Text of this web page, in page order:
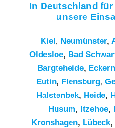
In Deutschland
unsere
Kiel , Neumünster,
Oldesloe, Bad
Bargteheide,
Eutin, Flensburg,
Halstenbek, Heide,
Husum, Itzehoe,
Kronshagen, Lübeck,